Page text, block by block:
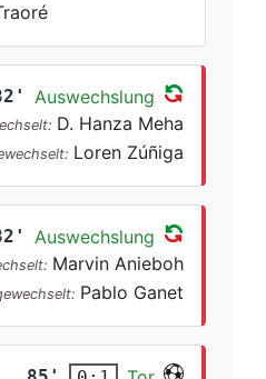
Auswechslung
D. Hanza Meha
Loren Zúñiga
Auswechslung
Marvin Anieboh
Pablo Ganet